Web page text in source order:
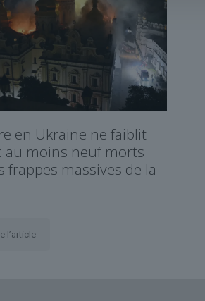
en Ukraine ne faiblit
au moins neuf morts
frappes massives de la
l’article